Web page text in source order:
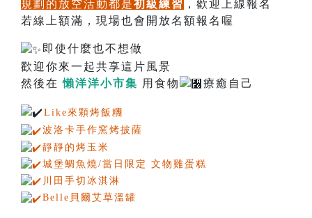
規劃的放空活動都是初級練習 ，歡迎上線報名
若線上額滿，現場也會開放名額報名喔
即使什麼也不想做
歡迎你來一起共享這片風景
然後在 懶洋洋小市集 用食物 療癒自己
Like來顆烤飯糰
波洛卡手作窯烤披薩
靜靜的烤玉米
城堡鯛魚燒/當日限定 文物雞蛋糕
川田手切冰淇淋
Belle貝爾艾草溫罐